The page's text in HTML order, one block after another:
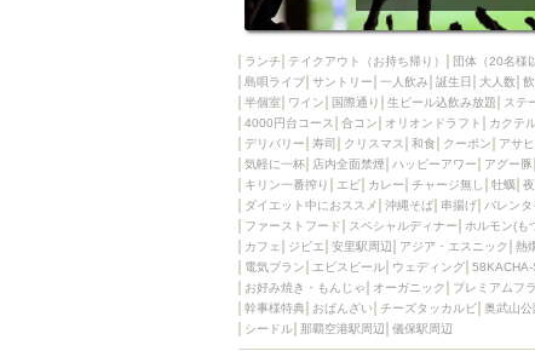
壺川駅周辺
秋
ランチ テイクアウト（お持ち帰り） 団体（20名様
島唄ライブ サントリー 一人飲み 誕生日 大人数
半個室
ワイン 国際通り 生ビール込飲み放題 ステ
4000円台コース
合コン オリオンドラフト カクテ
デリバリー
寿司 クリスマス 和食 クーポン アサ
気軽に一杯
店内全面禁煙 ハッピーアワー アグー豚
キリン一番搾り
エビ カレー チャージ無し 牡蠣
ダイエット中におススメ
沖縄そば 串揚げ バレンタ
ファーストフード
スペシャルディナー ホルモン(も
カフェ
ジビエ 安里駅周辺 アジア・エスニック 熱
電気ブラン
エビスビール ウェディング 58KACHA-
お好み焼き・もんじゃ
オーガニック プレミアムフ
幹事様特典
おばんざい チーズタッカルビ 奥武山公
シードル 那覇空港駅周辺 儀保駅周辺